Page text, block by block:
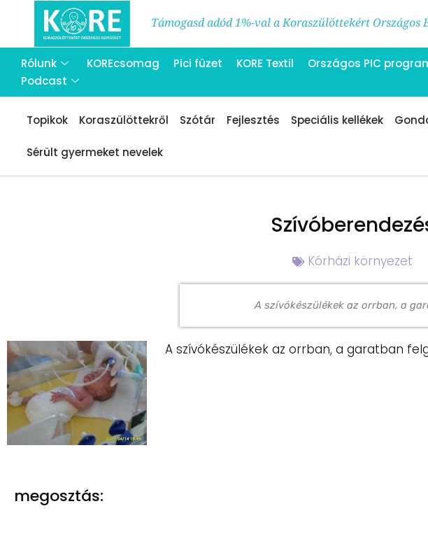
Támogasd adód 1%-val a Koraszülöttekért
Rólunk KOREcsomag Pici füzet KORE Textil Országos PIC
Podcast
Topikok Koraszülöttekről Szótár Fejlesztés Speciális kellékek
Sérült gyermeket nevelek
Kórházi környezet
A szívókészülékek az orrban, a
A szívókészülékek az orrban, a garatban
megosztás: